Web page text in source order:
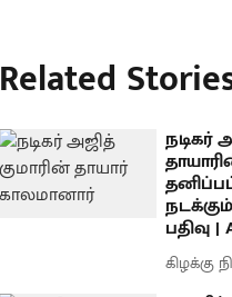
Related
நடிகர்
பதிவு |
கிழக்கு